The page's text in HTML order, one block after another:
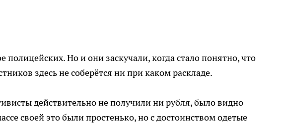
полицейских. Но и они заскучали, когда стало понятно, что
здесь не соберётся ни при каком раскладе.
действительно не получили ни рубля, было видно
своей это были простенько, но с достоинством одетые